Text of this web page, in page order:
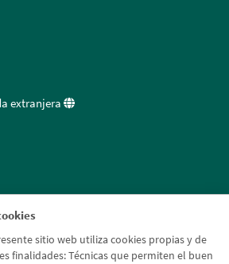
sitio web utiliza cookies propias y de
finalidades: Técnicas que permiten el buen
extranjera